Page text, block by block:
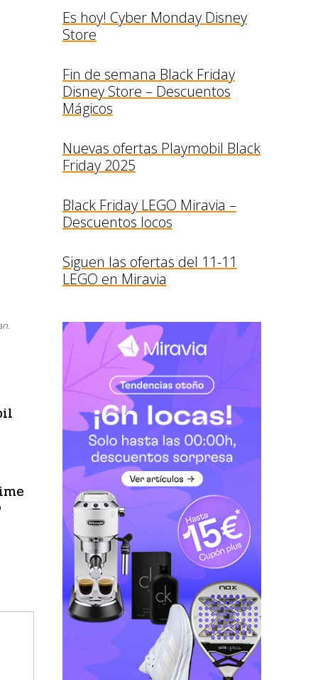
Es hoy! Cyber Monday Disney
Store
Fin de semana Black Friday
Disney Store – Descuentos
Mágicos
Nuevas ofertas Playmobil Black
Friday 2025
Black Friday LEGO Miravia –
Descuentos locos
Siguen las ofertas del 11-11
LEGO en Miravia